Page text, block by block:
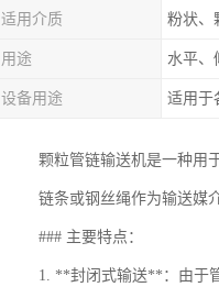
适用介质 粉状、
用途 水平、
设备用途 适用于
颗粒管链输送机是一种用
链条或钢丝绳作为输送媒
### 主要特点：
1. **封闭式输送**：由于